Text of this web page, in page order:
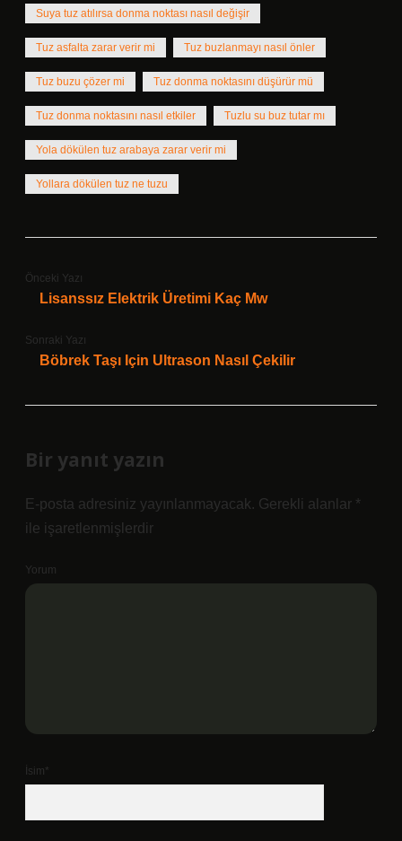
Suya tuz atılırsa donma noktası nasıl değişir
Tuz asfalta zarar verir mi Tuz buzlanmayı nasıl önler
Tuz buzu çözer mi Tuz donma noktasını düşürür mü
Tuz donma noktasını nasıl etkiler Tuzlu su buz tutar mı
Yola dökülen tuz arabaya zarar verir mi
Yollara dökülen tuz ne tuzu
Önceki Yazı
Lisanssız Elektrik Üretimi Kaç Mw
Sonraki Yazı
Böbrek Taşı Için Ultrason Nasıl Çekilir
Bir yanıt yazın
E-posta adresiniz yayınlanmayacak. Gerekli alanlar *
ile işaretlenmişlerdir
Yorum
İsim*